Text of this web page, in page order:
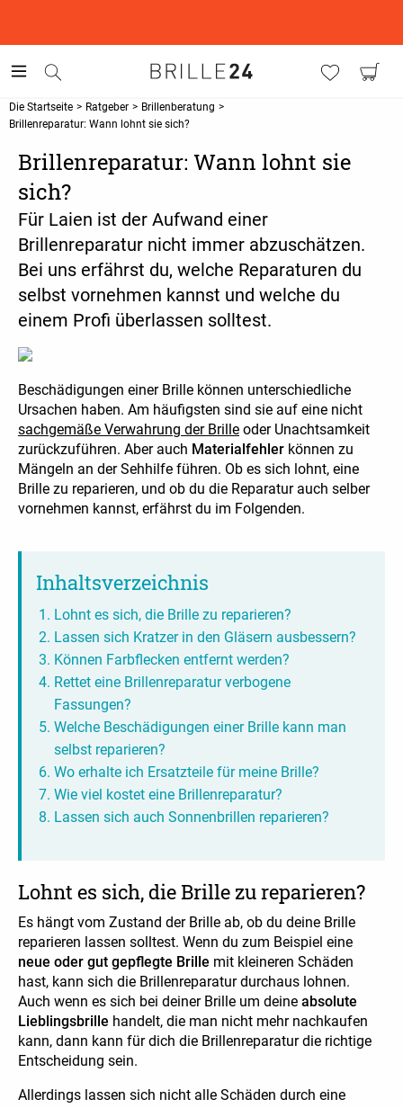
Die Startseite > Ratgeber > Brillenberatung >
Brillenreparatur: Wann lohnt sie sich?
Brillenreparatur: Wann lohnt sie
sich?
Für Laien ist der Aufwand einer
Brillenreparatur nicht immer abzuschätzen.
Bei uns erfährst du, welche Reparaturen du
selbst vornehmen kannst und welche du
einem Profi überlassen solltest.
Beschädigungen einer Brille können unterschiedliche
Ursachen haben. Am häufigsten sind sie auf eine nicht
sachgemäße Verwahrung der Brille oder Unachtsamkeit
zurückzuführen. Aber auch Materialfehler können zu
Mängeln an der Sehhilfe führen. Ob es sich lohnt, eine
Brille zu reparieren, und ob du die Reparatur auch selber
vornehmen kannst, erfährst du im Folgenden.
Inhaltsverzeichnis
Lohnt es sich, die Brille zu reparieren?
Lassen sich Kratzer in den Gläsern ausbessern?
Können Farbflecken entfernt werden?
Rettet eine Brillenreparatur verbogene
Fassungen?
Welche Beschädigungen einer Brille kann man
selbst reparieren?
Wo erhalte ich Ersatzteile für meine Brille?
Wie viel kostet eine Brillenreparatur?
Lassen sich auch Sonnenbrillen reparieren?
Lohnt es sich, die Brille zu reparieren?
Es hängt vom Zustand der Brille ab, ob du deine Brille
reparieren lassen solltest. Wenn du zum Beispiel eine
neue oder gut gepflegte Brille mit kleineren Schäden
hast, kann sich die Brillenreparatur durchaus lohnen.
Auch wenn es sich bei deiner Brille um deine absolute
Lieblingsbrille handelt, die man nicht mehr nachkaufen
kann, dann kann für dich die Brillenreparatur die richtige
Entscheidung sein.
Allerdings lassen sich nicht alle Schäden durch eine